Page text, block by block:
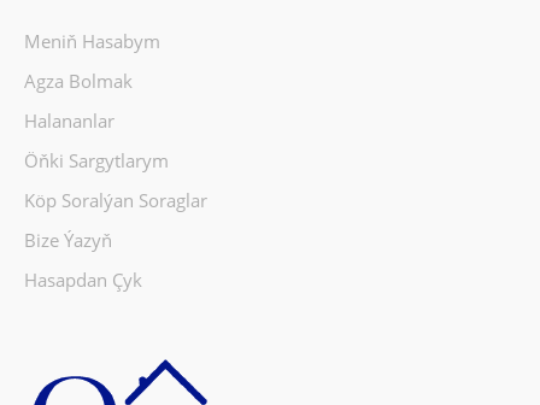
Meniň Hasabym
Agza Bolmak
Halananlar
Öňki Sargytlarym
Köp Soralýan Soraglar
Bize Ýazyň
Hasapdan Çyk